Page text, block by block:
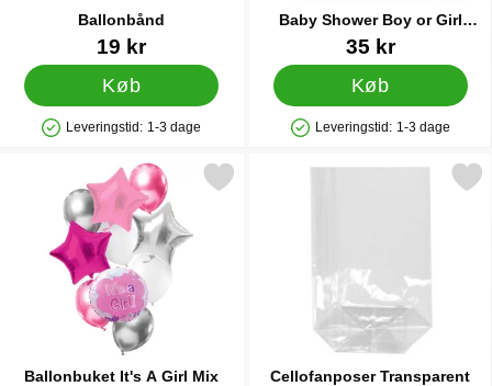
Ballonbånd
Varenr 2121119 kr
Køb
Produkttilgængelighed: På lager
Leveringstid: 1-3 dage
Baby Shower Boy or Girl
Servietter
Varenr 1962835 kr
Køb
Produkttilgængelighed: På lager
Leveringstid: 1-3 dage
Ballonbuket It's A Girl Mix
Markér ballonbuket It's A Girl Mix som favorit
Cellofanposer Transparent
Markér cellofanposer